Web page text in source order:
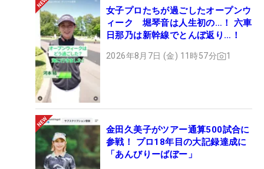
女子プロたちが過ごしたオープンウ
ィーク 堀琴音は人生初の…！ 六車
日那乃は新幹線でとんぼ返り…！
2026年8月7日 (金) 11時57分 1
金田久美子がツアー通算500試合に
参戦！ プロ18年目の大記録達成に
「あんびりーばぼー」